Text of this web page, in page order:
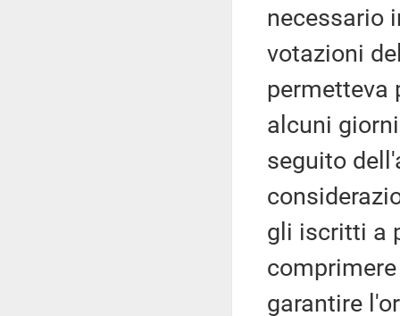
necessario
votazioni
permetteva
alcuni
seguito
gli iscritti a
garantire